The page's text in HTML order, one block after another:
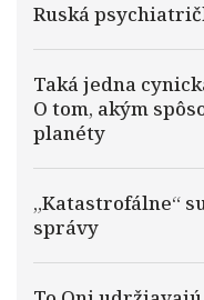
Ruská
Taká jedna
O tom, akým
planéty
„Katastrofálne“
správy